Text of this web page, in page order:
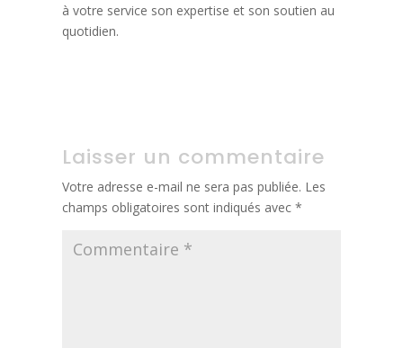
à votre service son expertise et son soutien au
quotidien.
l’articleLaisser un commentaire
Votre adresse e-mail ne sera pas publiée. Les
champs obligatoires sont indiqués avec *